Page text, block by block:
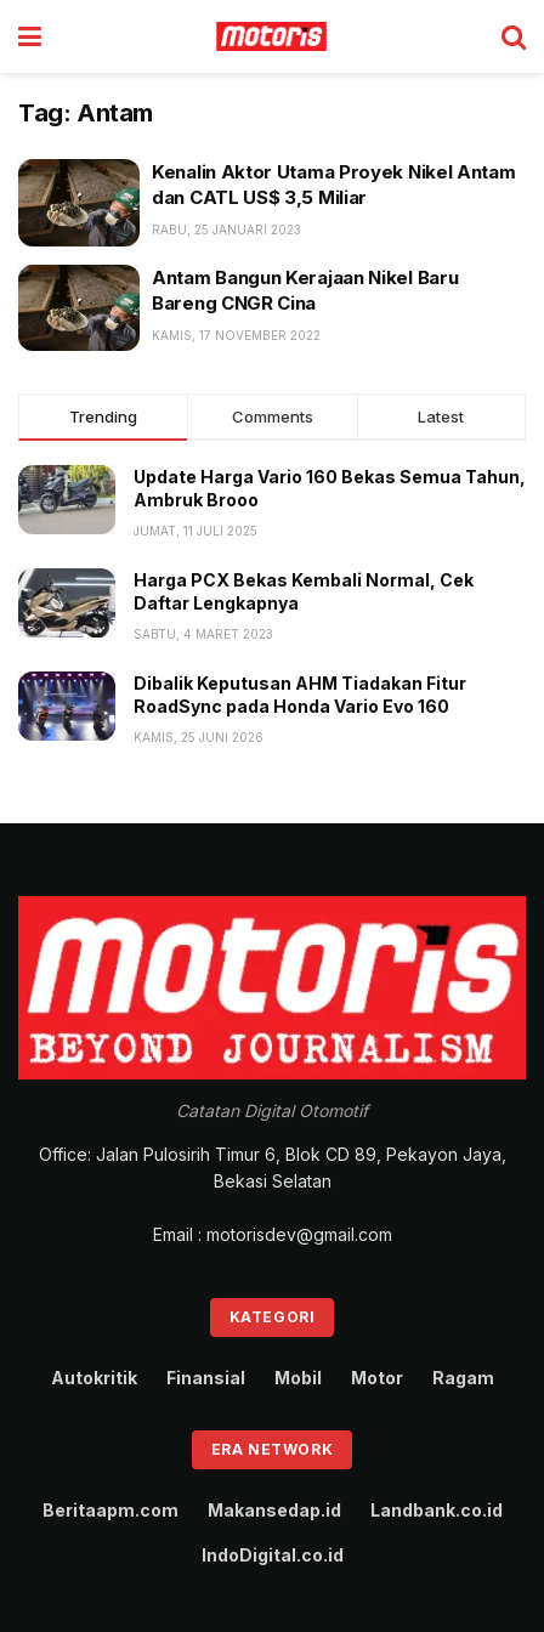
Tag: Antam
Kenalin Aktor Utama Proyek Nikel Antam
dan CATL US$ 3,5 Miliar
RABU, 25 JANUARI 2023
Antam Bangun Kerajaan Nikel Baru
Bareng CNGR Cina
KAMIS, 17 NOVEMBER 2022
Trending Comments Latest
Update Harga Vario 160 Bekas Semua Tahun,
Ambruk Brooo
JUMAT, 11 JULI 2025
Harga PCX Bekas Kembali Normal, Cek
Daftar Lengkapnya
SABTU, 4 MARET 2023
Dibalik Keputusan AHM Tiadakan Fitur
RoadSync pada Honda Vario Evo 160
KAMIS, 25 JUNI 2026
Catatan Digital Otomotif
Office: Jalan Pulosirih Timur 6, Blok CD 89, Pekayon Jaya,
Bekasi Selatan
Email : motorisdev@gmail.com
KATEGORI
Autokritik Finansial Mobil Motor Ragam
ERA NETWORK
Beritaapm.com Makansedap.id Landbank.co.id
IndoDigital.co.id